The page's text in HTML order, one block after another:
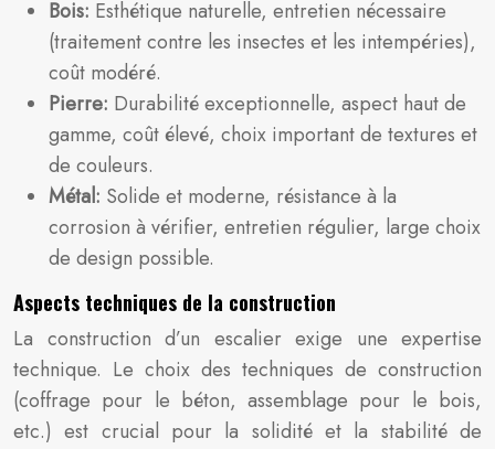
Bois: Esthétique naturelle, entretien nécessaire
(traitement contre les insectes et les intempéries),
coût modéré.
Pierre: Durabilité exceptionnelle, aspect haut de
gamme, coût élevé, choix important de textures et
de couleurs.
Métal: Solide et moderne, résistance à la
corrosion à vérifier, entretien régulier, large choix
de design possible.
Aspects techniques de la construction
La construction d’un escalier exige une expertise
technique. Le choix des techniques de construction
(coffrage pour le béton, assemblage pour le bois,
etc.) est crucial pour la solidité et la stabilité de